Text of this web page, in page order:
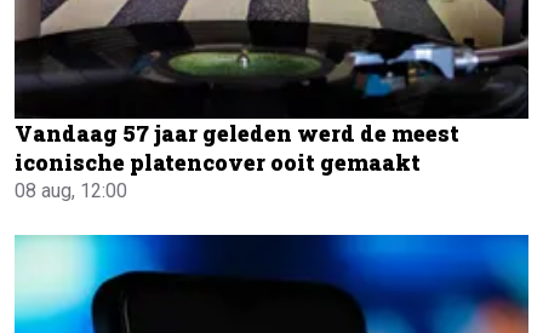
Vandaag 57 jaar geleden werd de meest
iconische platencover ooit gemaakt
08 aug, 12:00